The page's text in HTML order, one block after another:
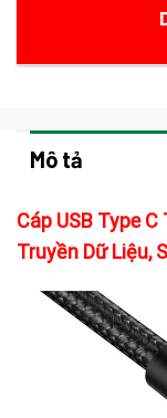
Mô tả
Cáp USB Type
Truyền Dữ Liệu,